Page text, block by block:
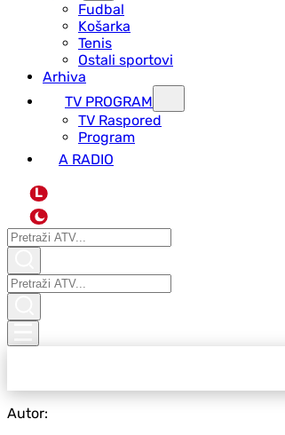
Fudbal
Košarka
Tenis
Ostali sportovi
Arhiva
TV PROGRAM
ТV Raspored
Program
A RADIO
L
Autor: